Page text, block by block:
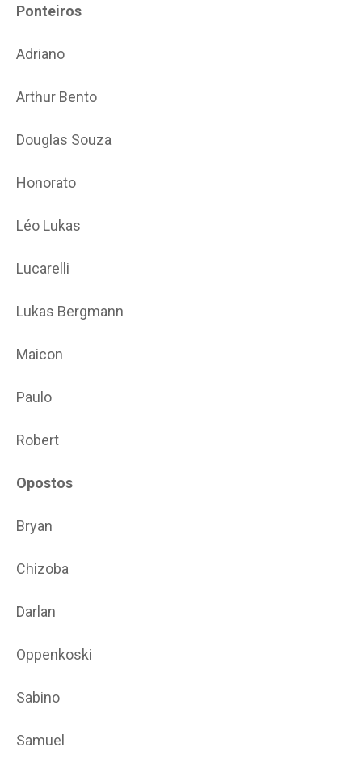
Ponteiros
Adriano
Arthur Bento
Douglas Souza
Honorato
Léo Lukas
Lucarelli
Lukas Bergmann
Maicon
Paulo
Robert
Opostos
Bryan
Chizoba
Darlan
Oppenkoski
Sabino
Samuel